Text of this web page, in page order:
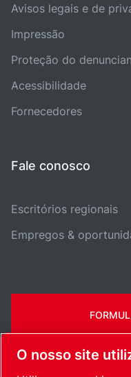
Avisos legais e de
Impressão
Proteção do
Acessibilidade
Fornecedores
Fale conosco
Escritórios regionais
Empregos &
O nosso site